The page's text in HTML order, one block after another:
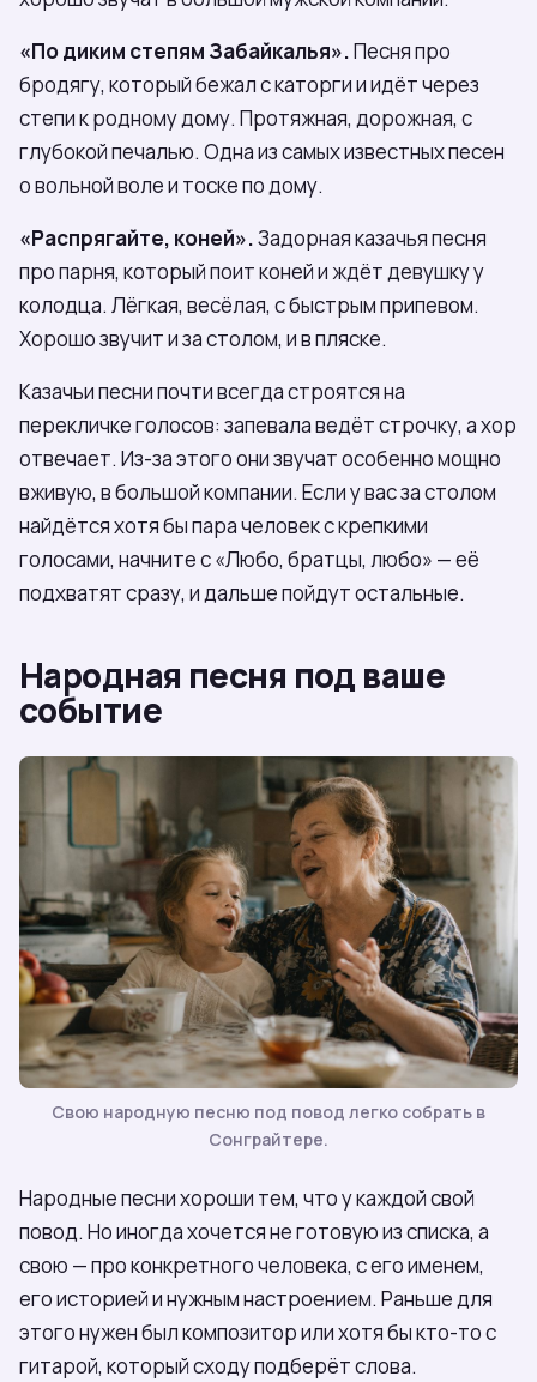
«По диким степям Забайкалья».Песня про
бродягу, который бежал с каторги и идёт через
степи к родному дому. Протяжная, дорожная, с
глубокой печалью. Одна из самых известных песен
о вольной воле и тоске по дому.
«Распрягайте, коней».Задорная казачья песня
про парня, который поит коней и ждёт девушку у
колодца. Лёгкая, весёлая, с быстрым припевом.
Хорошо звучит и за столом, и в пляске.
Казачьи песни почти всегда строятся на
перекличке голосов: запевала ведёт строчку, а хор
отвечает. Из-за этого они звучат особенно мощно
вживую, в большой компании. Если у вас за столом
найдётся хотя бы пара человек с крепкими
голосами, начните с «Любо, братцы, любо» — её
подхватят сразу, и дальше пойдут остальные.
Народная песня под ваше
событие
Свою народную песню под повод легко собрать в
Сонграйтере.
Народные песни хороши тем, что у каждой свой
повод. Но иногда хочется не готовую из списка, а
свою — про конкретного человека, с его именем,
его историей и нужным настроением. Раньше для
этого нужен был композитор или хотя бы кто-то с
гитарой, который сходу подберёт слова.